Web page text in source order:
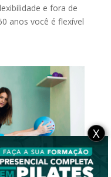
e fora de
anos você é flexível
X